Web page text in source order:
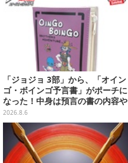
「ジョジョ 3部」から、「オイン
ゴ・ボインゴ予言書」がポーチに
なった！中身は預言の書の内容や
アニメ総柄デザインをプリント
2026.8.6